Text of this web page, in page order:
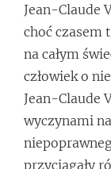
Jean-Claude
choć czasem
na całym
człowiek o
Jean-Claude
wyczynami
przyciągały